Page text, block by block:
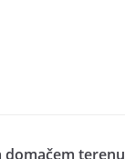
domačem terenu